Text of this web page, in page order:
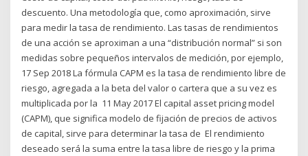
descuento. Una metodología que, como aproximación, sirve
para medir la tasa de rendimiento. Las tasas de rendimientos
de una acción se aproximan a una “distribución normal” si son
medidas sobre pequeños intervalos de medición, por ejemplo,
17 Sep 2018 La fórmula CAPM es la tasa de rendimiento libre de
riesgo, agregada a la beta del valor o cartera que a su vez es
multiplicada por la 11 May 2017 El capital asset pricing model
(CAPM), que significa modelo de fijación de precios de activos
de capital, sirve para determinar la tasa de El rendimiento
deseado será la suma entre la tasa libre de riesgo y la prima